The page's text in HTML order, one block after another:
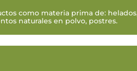
como materia prima de:
naturales en polvo, postres.